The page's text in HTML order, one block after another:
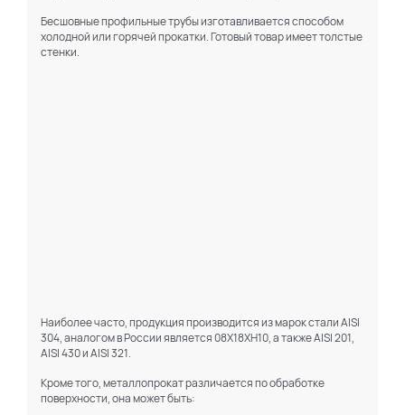
Бесшовные профильные трубы изготавливается способом
холодной или горячей прокатки. Готовый товар имеет толстые
стенки.
Наиболее часто, продукция производится из марок стали AISI
304, аналогом в России является 08Х18ХН10, а также AISI 201,
AISI 430 и AISI 321.
Кроме того, металлопрокат различается по обработке
поверхности, она может быть: